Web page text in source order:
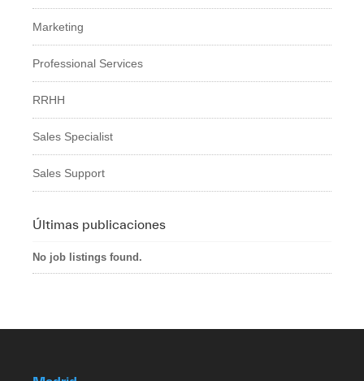
Marketing
Professional Services
RRHH
Sales Specialist
Sales Support
Últimas publicaciones
No job listings found.